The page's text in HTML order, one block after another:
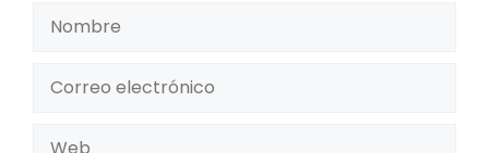
Nombre
electrónico